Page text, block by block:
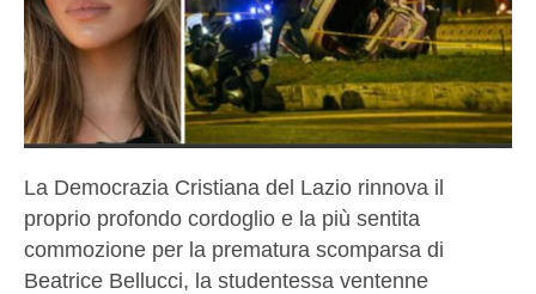
La Democrazia Cristiana del Lazio rinnova il
proprio profondo cordoglio e la più sentita
commozione per la prematura scomparsa di
Beatrice Bellucci, la studentessa ventenne